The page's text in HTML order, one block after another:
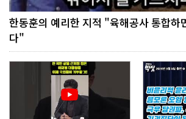
한동훈의 예리한 지적 "육해공사 통합하
다"